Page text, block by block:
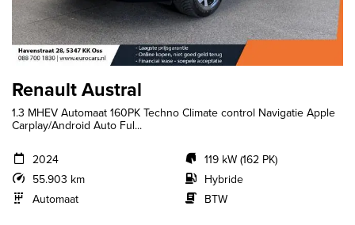
Renault Austral
1.3 MHEV Automaat 160PK Techno Climate control Navigatie Apple
Carplay/Android Auto Ful...
2024
55.903 km
Automaat
119 kW (162 PK)
Hybride
BTW